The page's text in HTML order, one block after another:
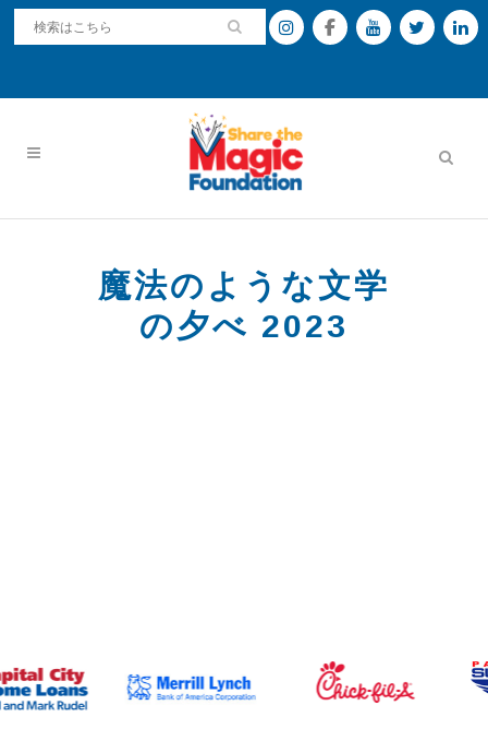
魔法のような文学
の夕べ 2023